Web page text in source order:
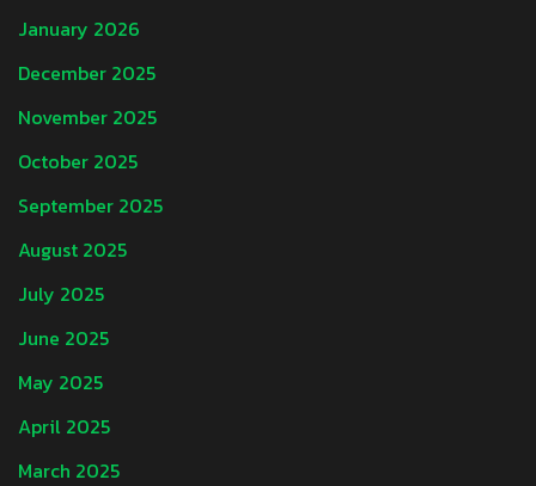
January 2026
December 2025
November 2025
October 2025
September 2025
August 2025
July 2025
June 2025
May 2025
April 2025
March 2025